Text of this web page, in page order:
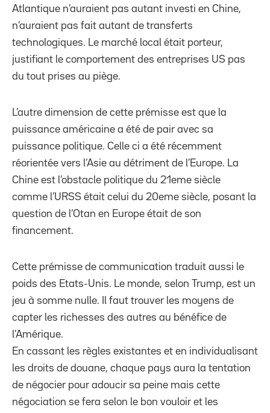
Atlantique n’auraient pas autant investi en Chine,
n’auraient pas fait autant de transferts
technologiques. Le marché local était porteur,
justifiant le comportement des entreprises US pas
du tout prises au piège.
L’autre dimension de cette prémisse est que la
puissance américaine a été de pair avec sa
puissance politique. Celle ci a été récemment
réorientée vers l’Asie au détriment de l’Europe. La
Chine est l’obstacle politique du 21eme siècle
comme l’URSS était celui du 20eme siècle, posant la
question de l’Otan en Europe était de son
financement.
Cette prémisse de communication traduit aussi le
poids des Etats-Unis. Le monde, selon Trump, est un
jeu à somme nulle. Il faut trouver les moyens de
capter les richesses des autres au bénéfice de
l’Amérique.
En cassant les règles existantes et en individualisant
les droits de douane, chaque pays aura la tentation
de négocier pour adoucir sa peine mais cette
négociation se fera selon le bon vouloir et les